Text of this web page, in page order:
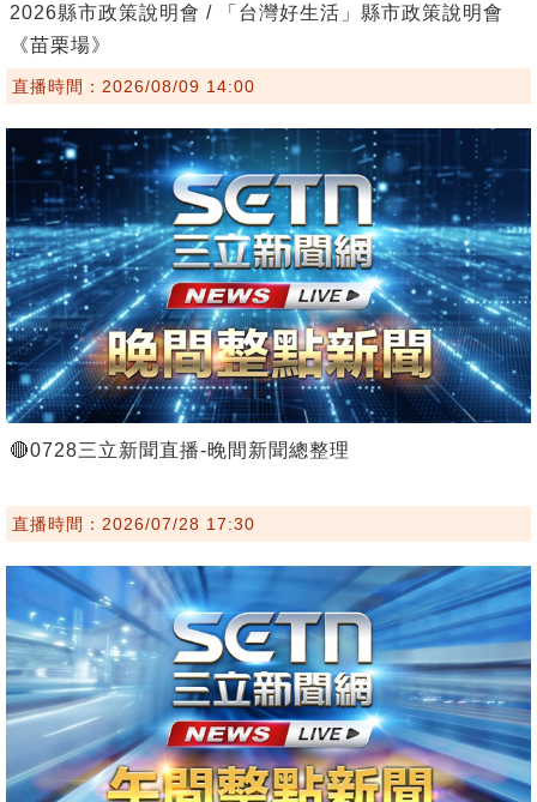
2026縣市政策說明會 / 「台灣好生活」縣市政策說明會
《苗栗場》
直播時間：2026/08/09 14:00
🔴0728三立新聞直播-晚間新聞總整理
直播時間：2026/07/28 17:30